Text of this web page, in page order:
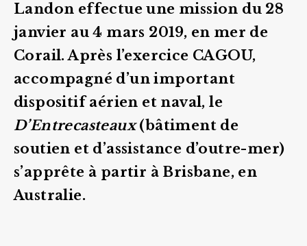
Landon effectue une mission du 28
janvier au 4 mars 2019, en mer de
Corail. Après l’exercice CAGOU,
accompagné d’un important
dispositif aérien et naval, le
D’Entrecasteaux(bâtiment de
soutien et d’assistance d’outre-mer)
s’apprête à partir à Brisbane, en
Australie.